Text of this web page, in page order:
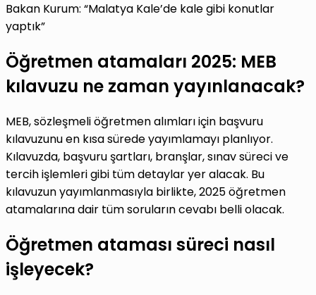
Bakan Kurum: “Malatya Kale’de kale gibi konutlar
yaptık”
Öğretmen atamaları 2025: MEB
kılavuzu ne zaman yayınlanacak?
MEB, sözleşmeli öğretmen alımları için başvuru
kılavuzunu en kısa sürede yayımlamayı planlıyor.
Kılavuzda, başvuru şartları, branşlar, sınav süreci ve
tercih işlemleri gibi tüm detaylar yer alacak. Bu
kılavuzun yayımlanmasıyla birlikte, 2025 öğretmen
atamalarına dair tüm soruların cevabı belli olacak.
Öğretmen ataması süreci nasıl
işleyecek?